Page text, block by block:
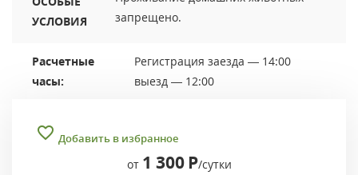
УСЛОВИЯ
запрещено.
Расчетные
часы:
Регистрация заезда — 14:00
выезд — 12:00
Добавить в избранное
от 1 300 Р/сутки